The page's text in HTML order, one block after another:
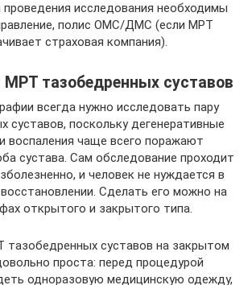
исследования необходимы
полис ОМС/ДМС (если МРТ
страховая компания).
тазобедренных суставов
всегда нужно исследовать пару
суставов, поскольку дегенеративные
воспаления чаще всего поражают
сустава. Сам обследование проходит
и человек не нуждается в
Сделать его можно на
открытого и закрытого типа.
тазобедренных суставов на закрытом
проста: перед процедурой
одноразовую медицинскую одежду,